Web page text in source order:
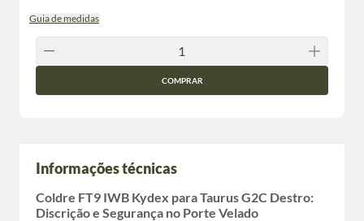
Guia de medidas
COMPRAR
Informações técnicas
Coldre FT9 IWB Kydex para Taurus G2C Destro:
Discrição e Segurança no Porte Velado